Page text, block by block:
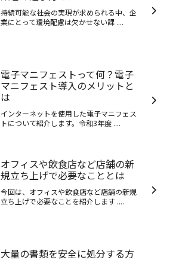
持続可能な社会の実現が求められる中、企
業にとって環境配慮は欠かせない課 ....
電子マニフェストって何？電子
マニフェスト導入のメリットと
は
インターネットを使用した電子マニフェス
トについて紹介します。令和3年度 ....
オフィスや飲食店など店舗の新
規立ち上げで必要なこととは
今回は、オフィスや飲食店など店舗の新規
立ち上げで必要なことを紹介します ....
大量の書類を安全に処分する方